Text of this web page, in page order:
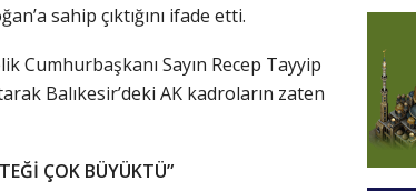
sahip çıktığını ifade etti.
Cumhurbaşkanı Sayın Recep Tayyip
Balıkesir’deki AK kadroların zaten
ÇOK BÜYÜKTÜ”